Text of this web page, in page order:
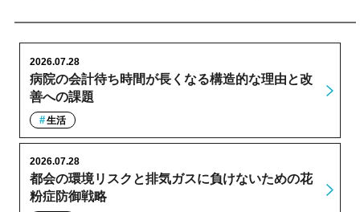
病院の会計待ち時間が長くなる構造的な理由と改
善への課題
2026.07.28
生活
都会の環境リスクと排気ガスに負けないための花
粉症防御戦略
2026.07.28